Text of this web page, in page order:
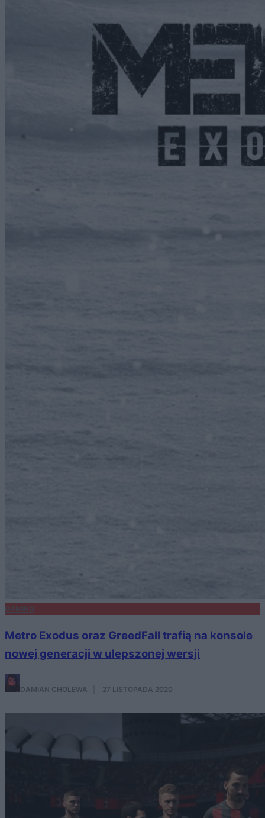
Metro Exodus oraz GreedFall trafią na konsole
nowej generacji w ulepszonej wersji
DAMIAN CHOLEWA 27 LISTOPADA 2020